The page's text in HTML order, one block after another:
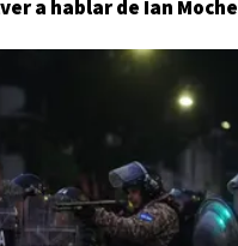
a hablar de Ian Moche